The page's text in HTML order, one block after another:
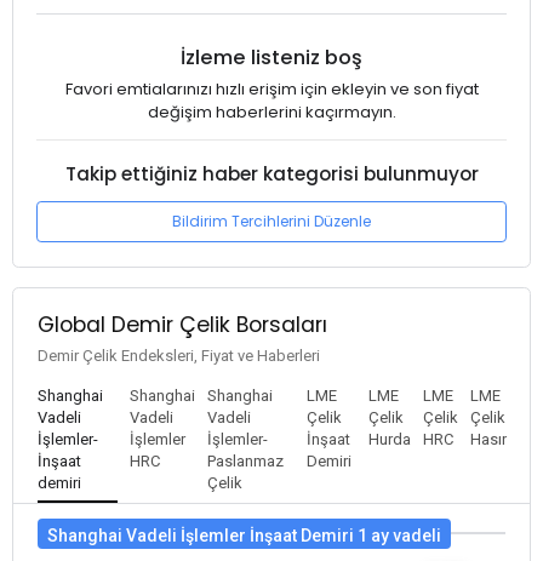
İzleme listeniz boş
Favori emtialarınızı hızlı erişim için ekleyin ve son fiyat
değişim haberlerini kaçırmayın.
Takip ettiğiniz haber kategorisi bulunmuyor
Bildirim Tercihlerini Düzenle
Global Demir Çelik Borsaları
Demir Çelik Endeksleri, Fiyat ve Haberleri
Shanghai
Vadeli
İşlemler-
İnşaat
demiri
Shanghai
Vadeli
İşlemler
HRC
Shanghai
Vadeli
İşlemler-
Paslanmaz
Çelik
LME
Çelik
İnşaat
Demiri
LME
Çelik
Hurda
LME
Çelik
HRC
LME
Çelik
Hasır
Shanghai Vadeli İşlemler İnşaat Demiri 1 ay vadeli